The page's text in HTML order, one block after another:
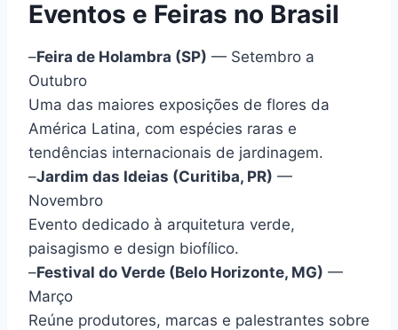
Eventos e Feiras no Brasil
–Feira de Holambra (SP) — Setembro a
Outubro
Uma das maiores exposições de flores da
América Latina, com espécies raras e
tendências internacionais de jardinagem.
–Jardim das Ideias (Curitiba, PR) —
Novembro
Evento dedicado à arquitetura verde,
paisagismo e design biofílico.
–Festival do Verde (Belo Horizonte, MG) —
Março
Reúne produtores, marcas e palestrantes sobre